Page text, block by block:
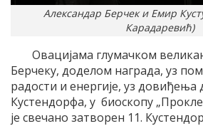
Александар Берчек и Емир
Карадаревић)
Овацијама глумачком
Берчеку, доделом награда, уз
радости и енергије, уз довиђења
Кустендорфа, у биоскопу
је свечано затворен 11.